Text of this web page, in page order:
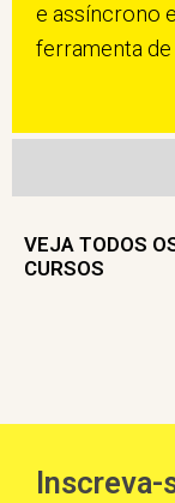
e assíncrono
ferramenta de
VEJA TODOS
CURSOS